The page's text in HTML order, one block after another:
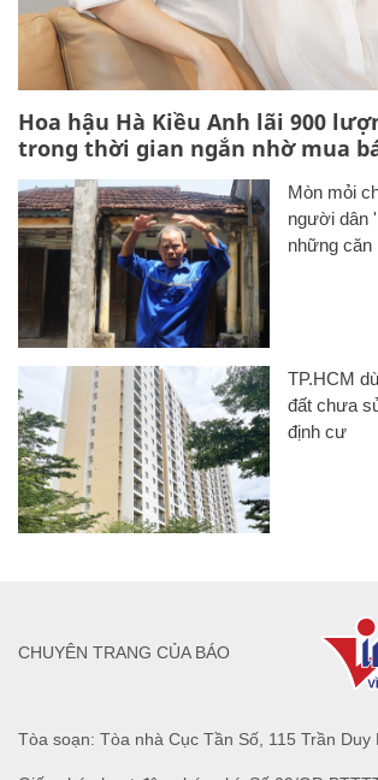
Hoa hậu Hà Kiều Anh lãi 900
trong thời gian ngắn nhờ mua
Mòn mỏi
người dân
những căn
TP.HCM
đất chưa
định cư
Tòa soạn: Tòa nhà Cục Tần Số, 115 Trần Duy
CHUYÊN TRANG CỦA BÁO